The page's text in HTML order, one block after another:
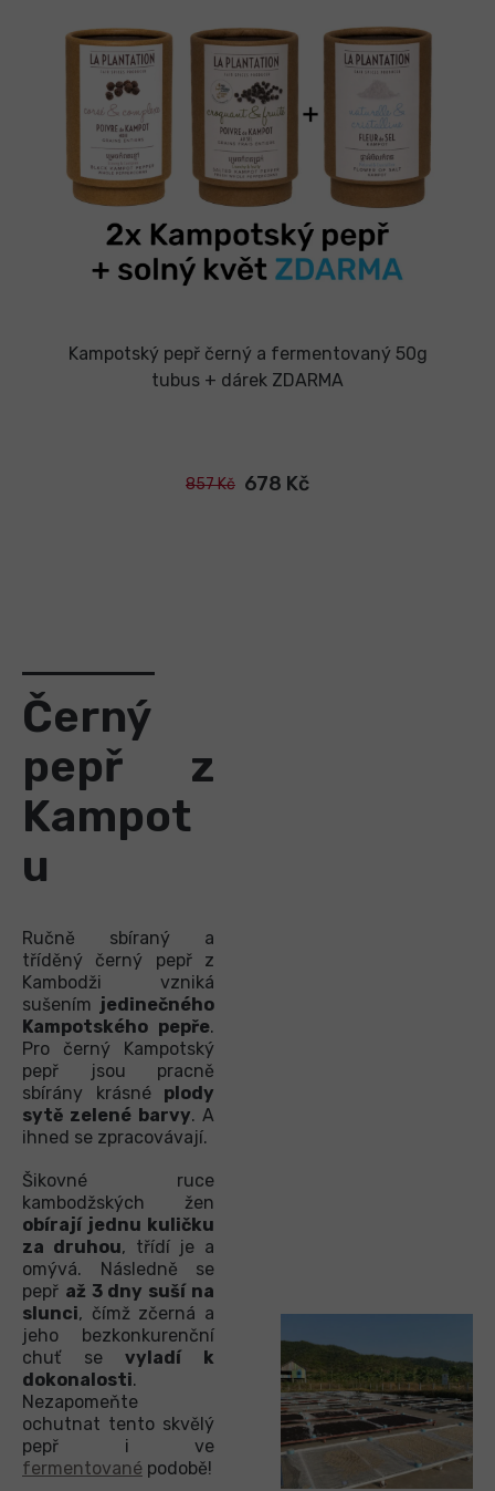
Kampotský pepř černý a fermentovaný 50g
tubus + dárek ZDARMA
857 Kč 678 Kč
Černý
pepř z
Kampot
u
Ručně sbíraný a
tříděný černý pepř z
Kambodži vzniká
sušením jedinečného
Kampotského pepře.
Pro černý Kampotský
pepř jsou pracně
sbírány krásné plody
sytě zelené barvy. A
ihned se zpracovávají.
Šikovné ruce
kambodžských žen
obírají jednu kuličku
za druhou, třídí je a
omývá. Následně se
pepř až 3 dny suší na
slunci, čímž zčerná a
jeho bezkonkurenční
chuť sevyladí k
dokonalosti.
Nezapomeňte
ochutnat tento skvělý
pepř i ve
fermentované podobě!